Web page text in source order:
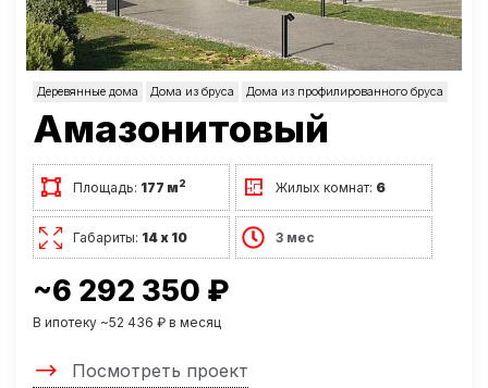
Деревянные дома Дома из бруса Дома из профилированного бруса
Амазонитовый
Площадь: 177 м2 Жилых комнат: 6
Габариты: 14 х 10 3 мес
~6 292 350 ₽
В ипотеку ~52 436 ₽ в месяц
Посмотреть проект